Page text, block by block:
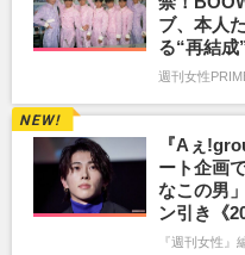
ブ、本人
る“再結成
週刊女性
『Aぇ
ート企画
なこの男
ン引き《
『週刊女性』